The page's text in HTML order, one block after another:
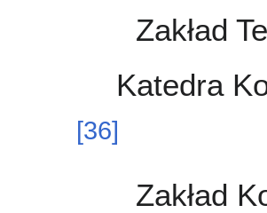
Zakład
Katedra
[36]
Zakład